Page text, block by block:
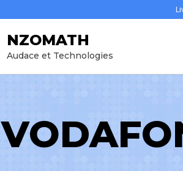
NZOMATH
Audace et Technologies